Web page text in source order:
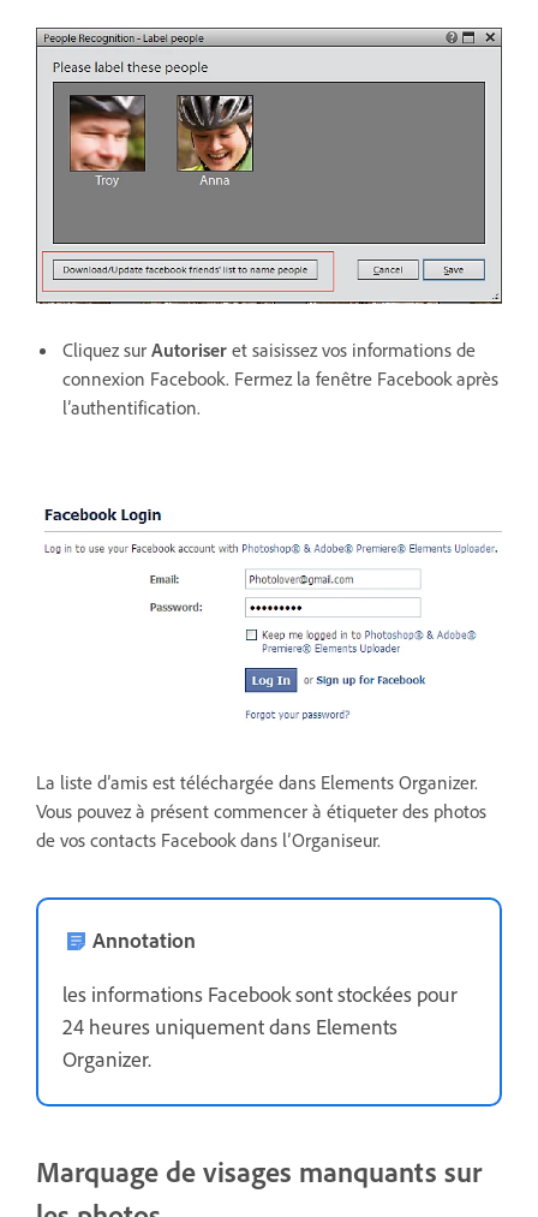
Cliquez sur Autoriser et saisissez vos informations de
connexion Facebook. Fermez la fenêtre Facebook après
l’authentification.
La liste d’amis est téléchargée dans Elements Organizer.
Vous pouvez à présent commencer à étiqueter des photos
de vos contacts Facebook dans l’Organiseur.
Annotation
les informations Facebook sont stockées pour
24 heures uniquement dans Elements
Organizer.
Marquage de visages manquants sur